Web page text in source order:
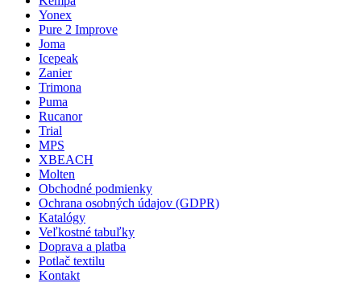
Yonex
Pure 2 Improve
Joma
Icepeak
Zanier
Trimona
Puma
Rucanor
Trial
MPS
XBEACH
Molten
Obchodné podmienky
Ochrana osobných údajov (GDPR)
Katalógy
Veľkostné tabuľky
Doprava a platba
Potlač textilu
Kontakt